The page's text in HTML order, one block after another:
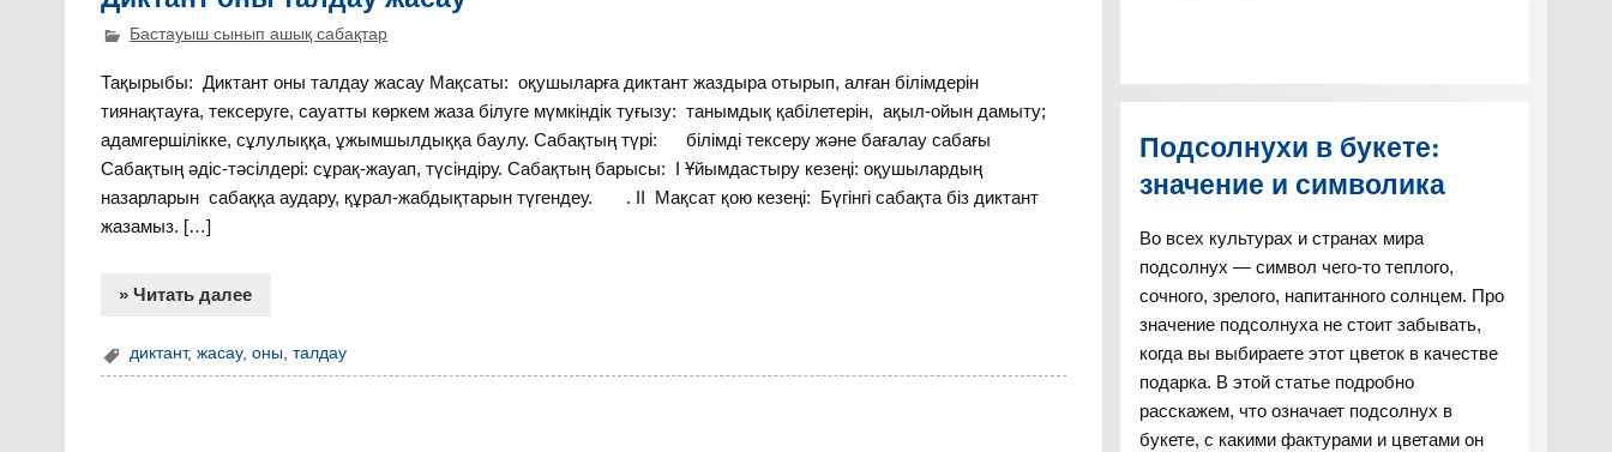
Бастауыш сынып ашық сабақтар
Тақырыбы: Диктант оны талдау жасау Мақсаты: оқушыларға диктант жаздыра отырып, алған білімдерін
тиянақтауға, тексеруге, сауатты көркем жаза білуге мүмкіндік туғызу: танымдық қабілетерін, ақыл-ойын дамыту;
адамгершілікке, сұлулыққа, ұжымшылдыққа баулу. Сабақтың түрі: білімді тексеру және бағалау сабағы
Сабақтың әдіс-тәсілдері: сұрақ-жауап, түсіндіру. Сабақтың барысы: І Ұйымдастыру кезеңі: оқушылардың
назарларын сабаққа аудару, құрал-жабдықтарын түгендеу. . ІІ Мақсат қою кезеңі: Бүгінгі сабақта біз диктант
жазамыз. […]
» Читать далее
диктант,жасау,оны,талдау
Подсолнухи в букете:
значение и символика
Во всех культурах и странах мира
подсолнух — символ чего-то теплого,
сочного, зрелого, напитанного солнцем. Про
значение подсолнуха не стоит забывать,
когда вы выбираете этот цветок в качестве
подарка. В этой статье подробно
расскажем, что означает подсолнух в
букете, с какими фактурами и цветами он